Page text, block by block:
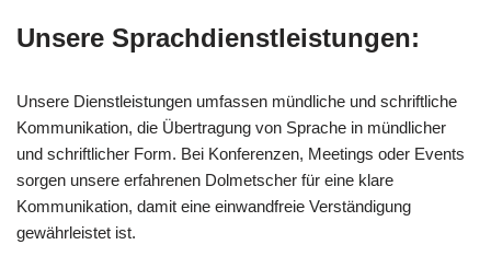
Unsere Sprachdienstleistungen:
Unsere Dienstleistungen umfassen mündliche und schriftliche
Kommunikation, die Übertragung von Sprache in mündlicher
und schriftlicher Form. Bei Konferenzen, Meetings oder Events
sorgen unsere erfahrenen Dolmetscher für eine klare
Kommunikation, damit eine einwandfreie Verständigung
gewährleistet ist.